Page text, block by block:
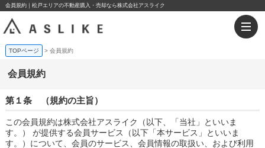
会員規約｜松戸エリアの不動産購入・売却なら株式会社アスライク
TOPページ 会員規約
会員規約
第１条 （規約の主旨）
この会員規約は株式会社アスライク（以下、「当社」といいま
す。） が提供する会員サービス（以下「本サービス」といいま
す。）について、会員のサービス、会員情報の取扱い、および利用